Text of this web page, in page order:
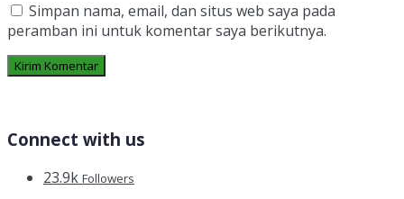
Simpan nama, email, dan situs web saya pada
peramban ini untuk komentar saya berikutnya.
Connect with us
23.9k Followers